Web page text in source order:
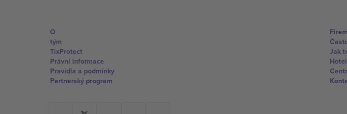
O
tým
TixProtect
Právní informace
Pravidla a podmínky
Partnerský program
Jak